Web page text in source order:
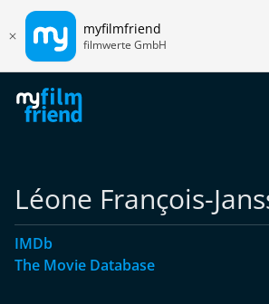
myfilmfriend
filmwerte GmbH
Léone François-
IMDb
The Movie Database